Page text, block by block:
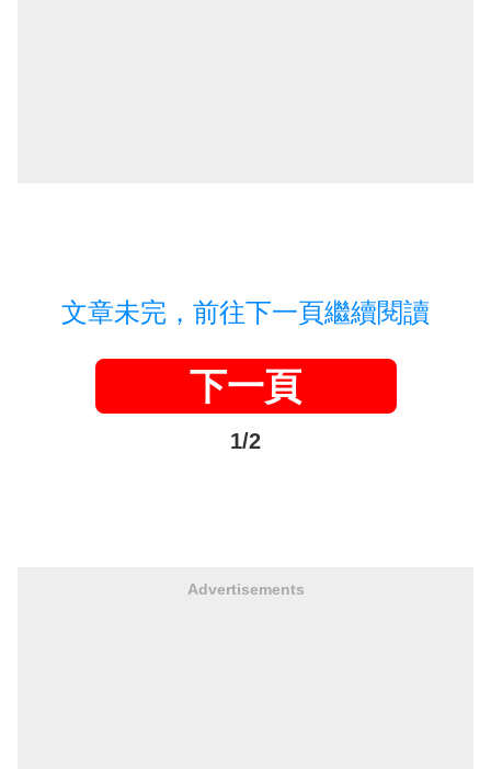
文章未完，前往下一頁繼續閱讀
下一頁
1/2
Advertisements